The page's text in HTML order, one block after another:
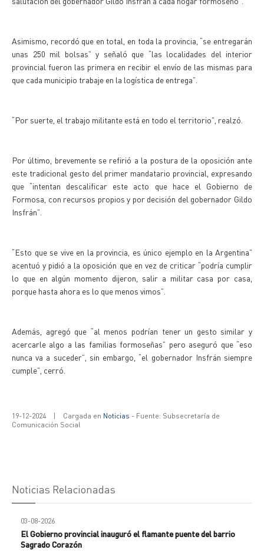
Asimismo, recordó que en total, en toda la provincia, “se entregarán
unas 250 mil bolsas” y señaló que “las localidades del interior
provincial fueron las primera en recibir el envío de las mismas para
que cada municipio trabaje en la logística de entrega”.
“Por suerte, el trabajo militante está en todo el territorio”, realzó.
Por último, brevemente se refirió a la postura de la oposición ante
este tradicional gesto del primer mandatario provincial, expresando
que “intentan descalificar este acto que hace el Gobierno de
Formosa, con recursos propios y por decisión del gobernador Gildo
Insfrán”.
“Esto que se vive en la provincia, es único ejemplo en la Argentina”
acentuó y pidió a la oposición que en vez de criticar “podría cumplir
lo que en algún momento dijeron, salir a militar casa por casa,
porque hasta ahora es lo que menos vimos”.
Además, agregó que “al menos podrían tener un gesto similar y
acercarle algo a las familias formoseñas” pero aseguró que “eso
nunca va a suceder”, sin embargo, “el gobernador Insfrán siempre
cumple”, cerró.
19-12-2024 | Cargada en Noticias - Fuente: Subsecretaría de
Comunicación Social
Noticias Relacionadas
03-08-2026
El Gobierno provincial inauguró el flamante puente del barrio
Sagrado Corazón